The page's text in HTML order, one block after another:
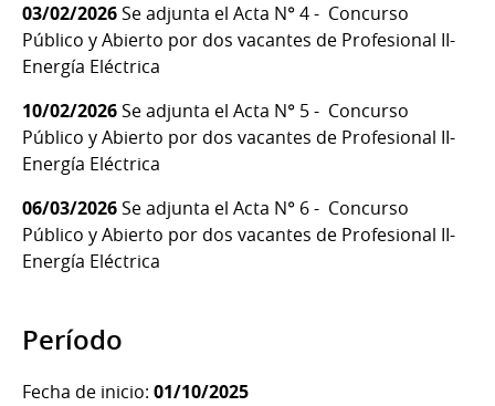
03/02/2026Se adjunta el Acta N° 4 - Concurso
Público y Abierto por dos vacantes de Profesional II-
Energía Eléctrica
10/02/2026Se adjunta el Acta N° 5 - Concurso
Público y Abierto por dos vacantes de Profesional II-
Energía Eléctrica
06/03/2026Se adjunta el Acta N° 6 - Concurso
Público y Abierto por dos vacantes de Profesional II-
Energía Eléctrica
Período
Fecha de inicio: 01/10/2025